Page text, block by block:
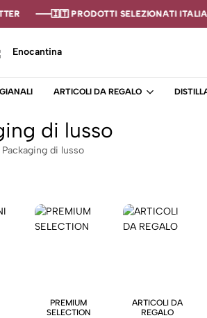
🇮🇹 PRODOTTI SELEZIONATI
🇮🇹 PRODOTTI SELEZIONATI
🇮🇹 PRODOTTI SELEZIONATI
ARTICOLI DA REGALO
di lusso
Packaging di lusso
PREMIUM
SELECTION
ARTICOLI DA
REGALO